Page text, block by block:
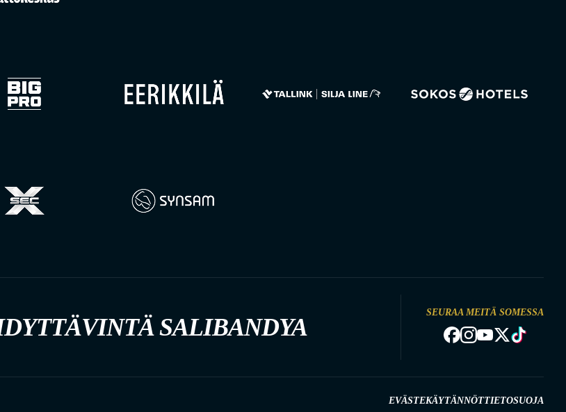
SALIBANDYA
SEURAA MEITÄ SOMESSA
EVÄSTEKÄYTÄNNÖTTIETOSUOJA